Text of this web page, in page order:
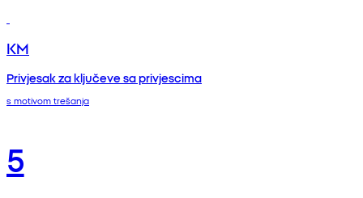
KM
Privjesak za ključeve sa privjescima
s motivom trešanja
5